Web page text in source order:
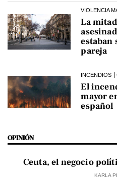
VIOLENCIA
La
estaban
pareja
INCENDIOS
El
mayor
español
OPINIÓN
Ceuta, el negocio
KARLA